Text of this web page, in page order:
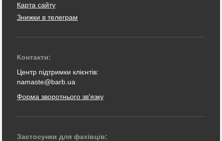
Карта сайту
Знижки в телеграм
Контакти:
Центр підтримки клієнтів:
namaste@barb.ua
Форма зворотнього зв'язку
Застосунки для фахівців: